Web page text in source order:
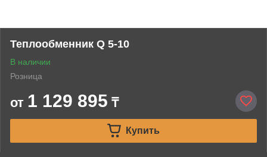
Теплообменник Q 5-10
В наличии
Розница
от 1 129 895 ₸
Купить